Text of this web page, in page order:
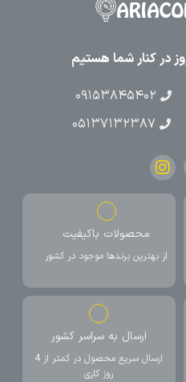
۰۹۱۵۳۸۴۵۴۰۲
۰۵۱۳۷۱۳۲۳۸۷
محصولات باکیفیت
از بهترین برندها موجود در کشور
ارسال به سراسر کشور
ارسال سریع محصول در کمتر از 4
روز کاری